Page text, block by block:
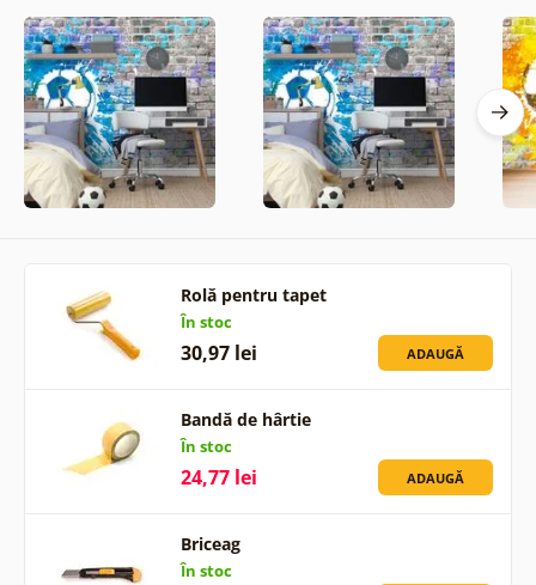
Rolă pentru tapet
În stoc
30,97 lei ADAUGĂ
Bandă de hârtie
În stoc
24,77 lei ADAUGĂ
Briceag
În stoc